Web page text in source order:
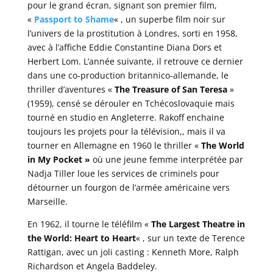
pour le grand écran, signant son premier film,
« Passport to Shame« , un superbe film noir sur
l’univers de la prostitution à Londres, sorti en 1958,
avec à l’affiche Eddie Constantine Diana Dors et
Herbert Lom. L’année suivante, il retrouve ce dernier
dans une co-production britannico-allemande, le
thriller d’aventures « The Treasure of San Teresa»
(1959), censé se dérouler en Tchécoslovaquie mais
tourné en studio en Angleterre. Rakoff enchaine
toujours les projets pour la télévision,, mais il va
tourner en Allemagne en 1960 le thriller « The World
in My Pocket » où une jeune femme interprétée par
Nadja Tiller loue les services de criminels pour
détourner un fourgon de l’armée américaine vers
Marseille.
En 1962, il tourne le téléfilm « The Largest Theatre in
the World: Heart to Heart« , sur un texte de Terence
Rattigan, avec un joli casting : Kenneth More, Ralph
Richardson et Angela Baddeley.